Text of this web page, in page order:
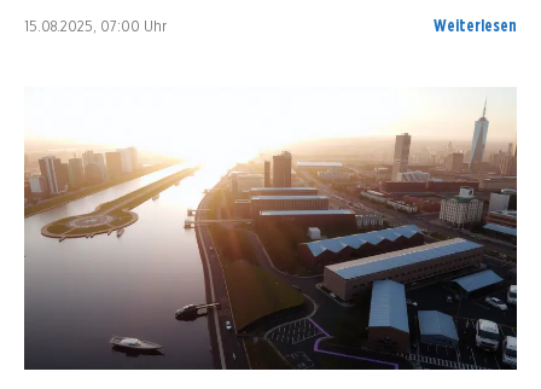
15.08.2025, 07:00 Uhr Weiterlesen